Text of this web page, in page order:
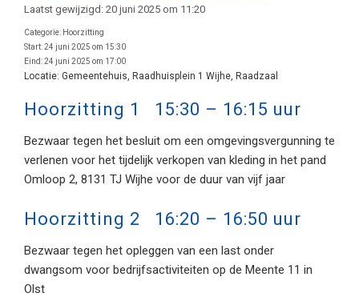
Laatst gewijzigd: 20 juni 2025 om 11:20
Categorie: Hoorzitting
Start:24 juni 2025 om 15:30
Eind:24 juni 2025 om 17:00
Locatie: Gemeentehuis, Raadhuisplein 1 Wijhe, Raadzaal
Hoorzitting 1 15:30 – 16:15 uur
Bezwaar tegen het besluit om een omgevingsvergunning te
verlenen voor het tijdelijk verkopen van kleding in het pand
Omloop 2, 8131 TJ Wijhe voor de duur van vijf jaar
Hoorzitting 2 16:20 – 16:50 uur
Bezwaar tegen het opleggen van een last onder
dwangsom voor bedrijfsactiviteiten op de Meente 11 in
Olst